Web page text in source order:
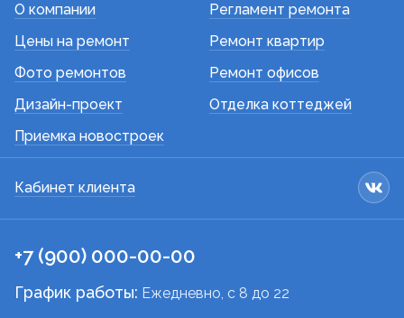
О компании
Цены на ремонт
Фото ремонтов
Дизайн-проект
Приемка новостроек
Регламент ремонта
Ремонт квартир
Ремонт офисов
Отделка коттеджей
Кабинет клиента
+7 (900) 000-00-00
График работы: Ежедневно, c 8 до 22